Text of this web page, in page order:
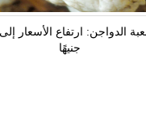
جنيهًا